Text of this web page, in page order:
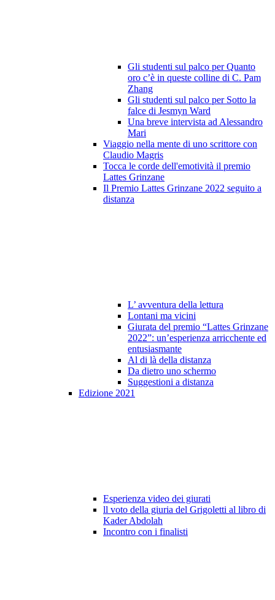
Gli studenti sul palco per Quanto
oro c’è in queste colline di C. Pam
Zhang
Gli studenti sul palco per Sotto la
falce di Jesmyn Ward
Una breve intervista ad Alessandro
Mari
Viaggio nella mente di uno scrittore con
Claudio Magris
Tocca le corde dell'emotività il premio
Lattes Grinzane
Il Premio Lattes Grinzane 2022 seguito a
distanza
L’ avventura della lettura
Lontani ma vicini
Giurata del premio “Lattes Grinzane
2022”: un’esperienza arricchente ed
entusiasmante
Al di là della distanza
Da dietro uno schermo
Suggestioni a distanza
Edizione 2021
Esperienza video dei giurati
ll voto della giuria del Grigoletti al libro di
Kader Abdolah
Incontro con i finalisti